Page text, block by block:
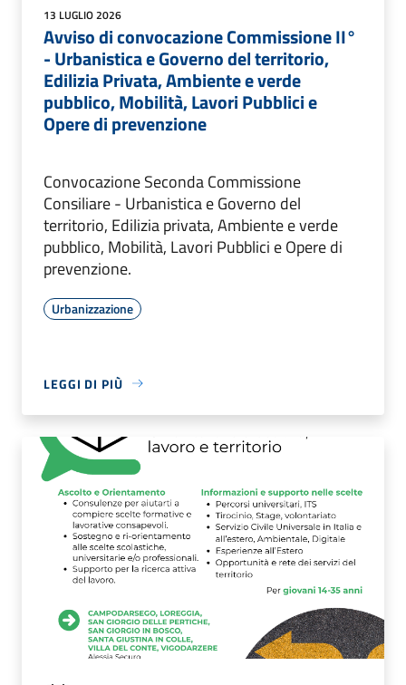
13 LUGLIO 2026
Avviso di convocazione Commissione II°
- Urbanistica e Governo del territorio,
Edilizia Privata, Ambiente e verde
pubblico, Mobilità, Lavori Pubblici e
Opere di prevenzione
Convocazione Seconda Commissione
Consiliare - Urbanistica e Governo del
territorio, Edilizia privata, Ambiente e verde
pubblico, Mobilità, Lavori Pubblici e Opere di
prevenzione.
Urbanizzazione
LEGGI DI PIÙ